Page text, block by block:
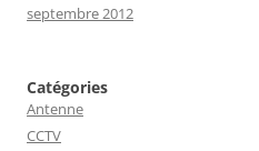
septembre 2012
Catégories
Antenne
CCTV